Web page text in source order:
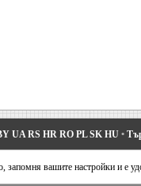
UA RS HR RO PL SK HU •
Escort 3•Escort 4•Escort 5•
запомня вашите настройки и е